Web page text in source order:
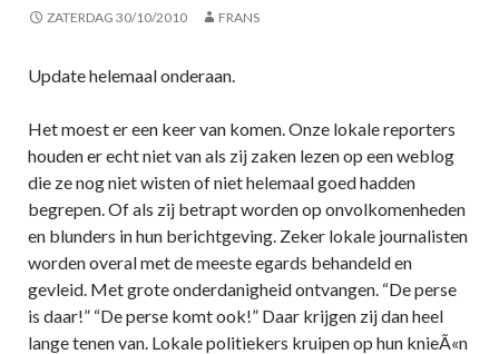
ZATERDAG 30/10/2010 FRANS
Update helemaal onderaan.
Het moest er een keer van komen. Onze lokale reporters
houden er echt niet van als zij zaken lezen op een weblog
die ze nog niet wisten of niet helemaal goed hadden
begrepen. Of als zij betrapt worden op onvolkomenheden
en blunders in hun berichtgeving. Zeker lokale journalisten
worden overal met de meeste egards behandeld en
gevleid. Met grote onderdanigheid ontvangen. “De perse
is daar!” “De perse komt ook!” Daar krijgen zij dan heel
lange tenen van. Lokale politiekers kruipen op hun knieÃ«n